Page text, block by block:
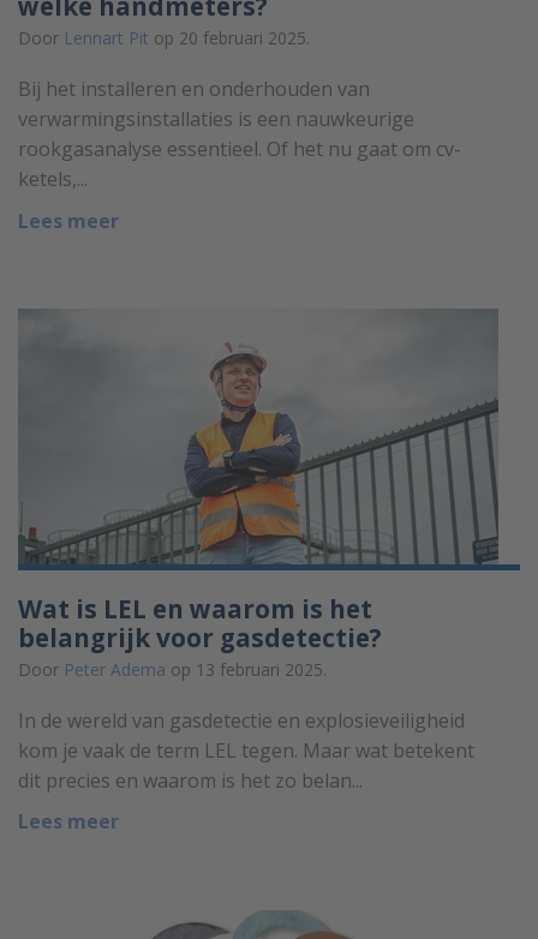
Door Lennart Pit op 20 februari 2025.
Bij het installeren en onderhouden van
verwarmingsinstallaties is een nauwkeurige
rookgasanalyse essentieel. Of het nu gaat om cv-
ketels,...
Lees meer
Wat is LEL en waarom is het
belangrijk voor gasdetectie?
Door Peter Adema op 13 februari 2025.
In de wereld van gasdetectie en explosieveiligheid
kom je vaak de term LEL tegen. Maar wat betekent
dit precies en waarom is het zo belan...
Lees meer